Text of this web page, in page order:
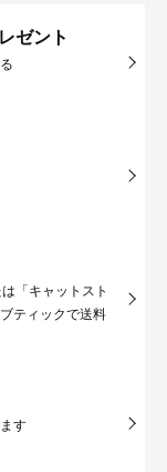
ゼント
「キャットスト
ティックで送料
す